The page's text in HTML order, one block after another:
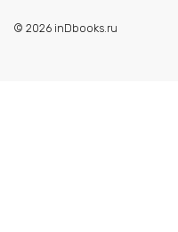
© 2026 inDbooks.ru